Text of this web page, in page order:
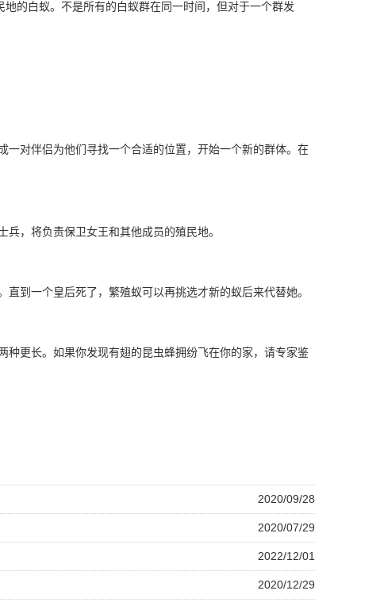
的白蚁。不是所有的白蚁群在同一时间，但对于一个群发
一对伴侣为他们寻找一个合适的位置，开始一个新的群体。在
，将负责保卫女王和其他成员的殖民地。
到一个皇后死了，繁殖蚁可以再挑选才新的蚁后来代替她。
种更长。如果你发现有翅的昆虫蜂拥纷飞在你的家，请专家鉴
2020/09/28
2020/07/29
2022/12/01
2020/12/29